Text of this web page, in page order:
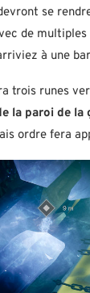
se
de multiples
à une
trois runes
la paroi de
ordre fera